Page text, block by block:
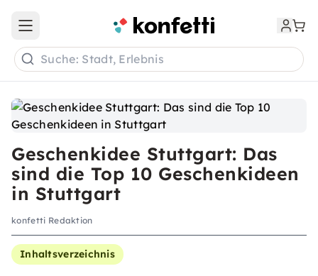
Geschenkidee Stuttgart: Das
sind die Top 10 Geschenkideen
in Stuttgart
konfetti Redaktion
Inhaltsverzeichnis
Open main menu
Suche: Stadt, Erlebnis